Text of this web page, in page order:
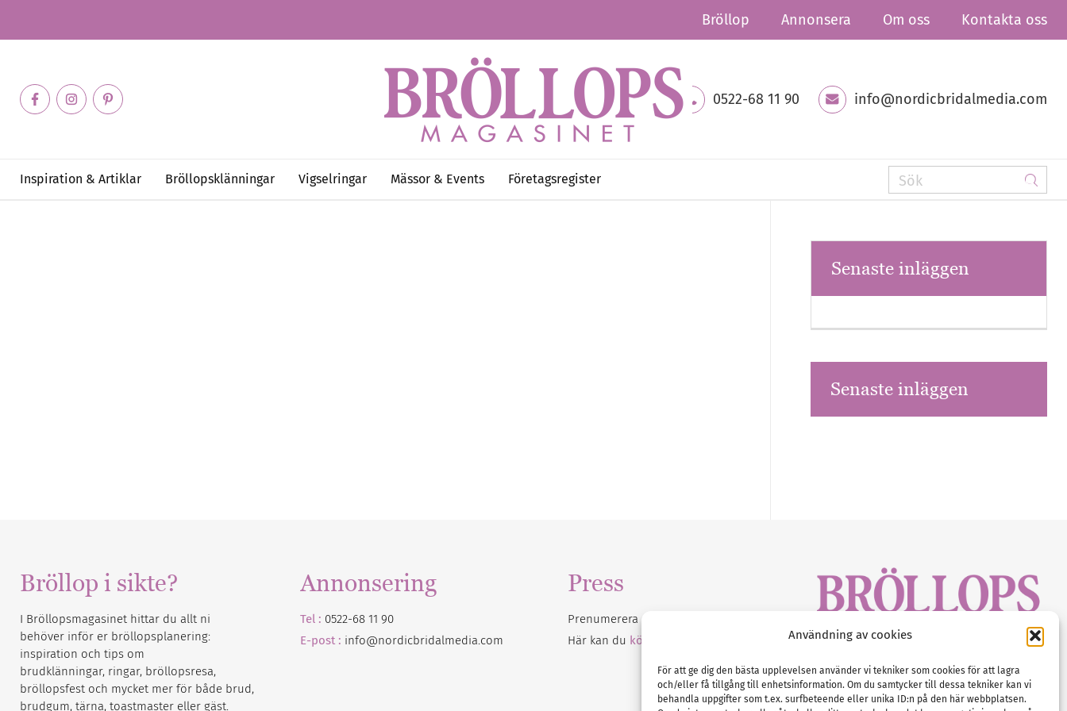
Användning av cookies
För att ge dig den bästa upplevelsen använder vi tekniker som cookies för att lagra
och/eller få tillgång till enhetsinformation. Om du samtycker till dessa tekniker kan vi
behandla uppgifter som t.ex. surfbeteende eller unika ID:n på den här webbplatsen.
Bröllop Annonsera Om oss Kontakta oss
0522-68 11 90 info@nordicbridalmedia.com
Inspiration & Artiklar Bröllopsklänningar Vigselringar Mässor & Events Företagsregister
Senaste inläggen
Senaste inläggen
Bröllop i sikte?
I Bröllopsmagasinet hittar du allt ni
behöver inför er bröllopsplanering:
inspiration och tips om
brudklänningar, ringar, bröllopsresa,
bröllopsfest och mycket mer för både brud,
brudgum, tärna, toastmaster eller gäst.
Annonsering
Tel : 0522-68 11 90
E-post : info@nordicbridalmedia.com
Press
Prenumerera på vårt
Här kan du köpa Bröllopsmagasinet
Tel :0522-68 11 90
E-post:info@nordicbridalmedia.com